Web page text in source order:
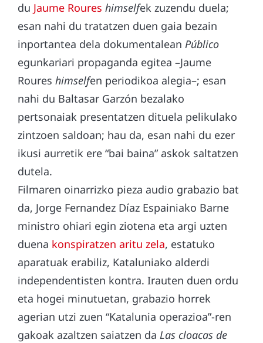
du Jaume Roures himselfek zuzendu duela;
esan nahi du tratatzen duen gaia bezain
inportantea dela dokumentalean Público
egunkariari propaganda egitea –Jaume
Roures himselfen periodikoa alegia–; esan
nahi du Baltasar Garzón bezalako
pertsonaiak presentatzen dituela pelikulako
zintzoen saldoan; hau da, esan nahi du ezer
ikusi aurretik ere “bai baina” askok saltatzen
dutela.
Filmaren oinarrizko pieza audio grabazio bat
da, Jorge Fernandez Díaz Espainiako Barne
ministro ohiari egin ziotena eta argi uzten
duena konspiratzen aritu zela, estatuko
aparatuak erabiliz, Kataluniako alderdi
independentisten kontra. Irauten duen ordu
eta hogei minutuetan, grabazio horrek
agerian utzi zuen “Katalunia operazioa”-ren
gakoak azaltzen saiatzen da Las cloacas de